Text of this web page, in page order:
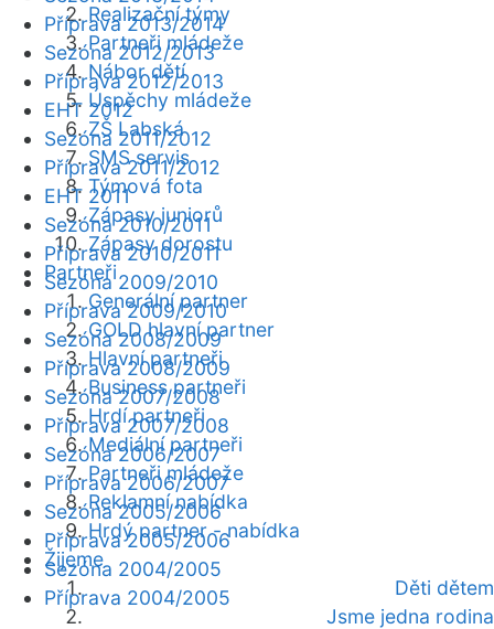
Realizační týmy
Partneři mládeže
Nábor dětí
Úspěchy mládeže
ZŠ Labská
SMS servis
Týmová fota
Zápasy juniorů
Zápasy dorostu
Partneři
Generální partner
GOLD hlavní partner
Hlavní partneři
Business partneři
Hrdí partneři
Mediální partneři
Partneři mládeže
Reklamní nabídka
Hrdý partner - nabídka
Žijeme
Děti dětem
Jsme jedna rodina
Příprava 2013/2014
Sezóna 2012/2013
Příprava 2012/2013
EHT 2012
Sezóna 2011/2012
Příprava 2011/2012
EHT 2011
Sezóna 2010/2011
Příprava 2010/2011
Sezóna 2009/2010
Příprava 2009/2010
Sezóna 2008/2009
Příprava 2008/2009
Sezóna 2007/2008
Příprava 2007/2008
Sezóna 2006/2007
Příprava 2006/2007
Sezóna 2005/2006
Příprava 2005/2006
Sezóna 2004/2005
Příprava 2004/2005